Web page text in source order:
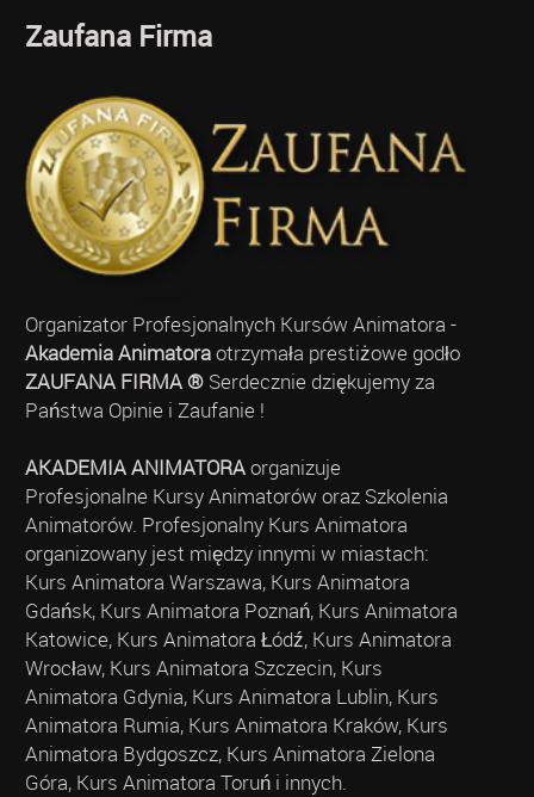
Zaufana Firma
Organizator Profesjonalnych Kursów Animatora -
Akademia Animatoraotrzymała prestiżowe godło
ZAUFANA FIRMA ®Serdecznie dziękujemy za
Państwa Opinie i Zaufanie !
AKADEMIA ANIMATORAorganizuje
Profesjonalne Kursy Animatorów oraz Szkolenia
Animatorów. Profesjonalny Kurs Animatora
organizowany jest między innymi w miastach:
Kurs Animatora Warszawa, Kurs Animatora
Gdańsk, Kurs Animatora Poznań, Kurs Animatora
Katowice, Kurs Animatora Łódź, Kurs Animatora
Wrocław, Kurs Animatora Szczecin, Kurs
Animatora Gdynia, Kurs Animatora Lublin, Kurs
Animatora Rumia, Kurs Animatora Kraków, Kurs
Animatora Bydgoszcz, Kurs Animatora Zielona
Góra, Kurs Animatora Toruń i innych.